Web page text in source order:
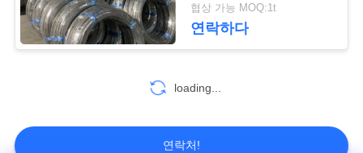
트
맵
POLICY
스테인레스 스틸 튜
브
70
협상 가능 MOQ:1t
연락하다
loading...
연락처!